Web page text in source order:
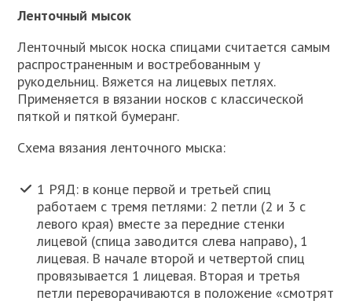
Ленточный мысок
Ленточный мысок носка спицами считается самым
распространенным и востребованным у
рукодельниц. Вяжется на лицевых петлях.
Применяется в вязании носков с классической
пяткой и пяткой бумеранг.
Схема вязания ленточного мыска:
1 РЯД: в конце первой и третьей спиц
работаем с тремя петлями: 2 петли (2 и 3 с
левого края) вместе за передние стенки
лицевой (спица заводится слева направо), 1
лицевая. В начале второй и четвертой спиц
провязывается 1 лицевая. Вторая и третья
петли переворачиваются в положение «смотрят